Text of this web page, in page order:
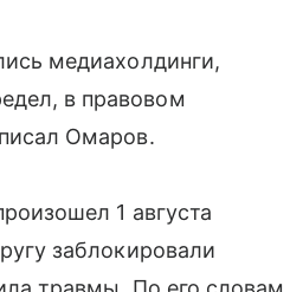
медиахолдинги,
в правовом
Омаров.
1 августа
заблокировали